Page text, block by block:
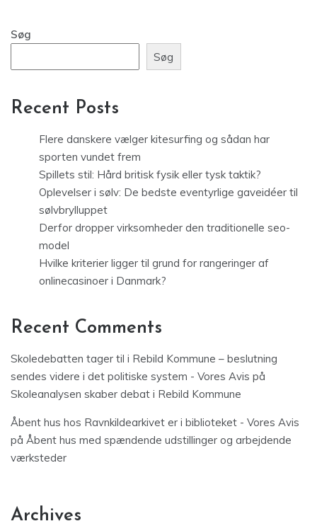
Søg
Søg
Recent Posts
Flere danskere vælger kitesurfing og sådan har
sporten vundet frem
Spillets stil: Hård britisk fysik eller tysk taktik?
Oplevelser i sølv: De bedste eventyrlige gaveidéer til
sølvbrylluppet
Derfor dropper virksomheder den traditionelle seo-
model
Hvilke kriterier ligger til grund for rangeringer af
onlinecasinoer i Danmark?
Recent Comments
Skoledebatten tager til i Rebild Kommune – beslutning
sendes videre i det politiske system - Vores Avis på
Skoleanalysen skaber debat i Rebild Kommune
Åbent hus hos Ravnkildearkivet er i biblioteket - Vores Avis
på Åbent hus med spændende udstillinger og arbejdende
værksteder
Archives